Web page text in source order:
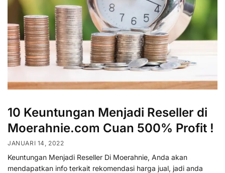
10 Keuntungan Menjadi Reseller di
Moerahnie.com Cuan 500% Profit !
JANUARI 14, 2022
Keuntungan Menjadi Reseller Di Moerahnie, Anda akan
mendapatkan info terkait rekomendasi harga jual, jadi anda